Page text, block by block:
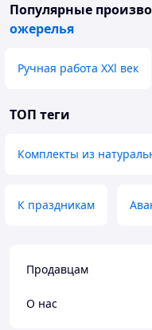
Популярные
ожерелья
Ручная работа XXl век
ТОП теги
Комплекты из
К праздникам
Продавцам
О нас